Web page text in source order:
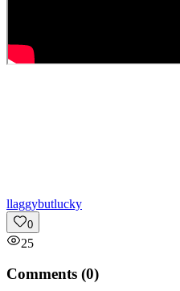
llaggybutlucky
0
25
Comments (0)